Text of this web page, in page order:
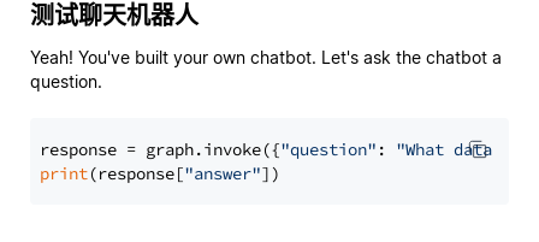
测试聊天机器人
Yeah! You've built your own chatbot. Let's ask the chatbot a
question.
response = graph.invoke({"question" : "What data
print(response["answer"